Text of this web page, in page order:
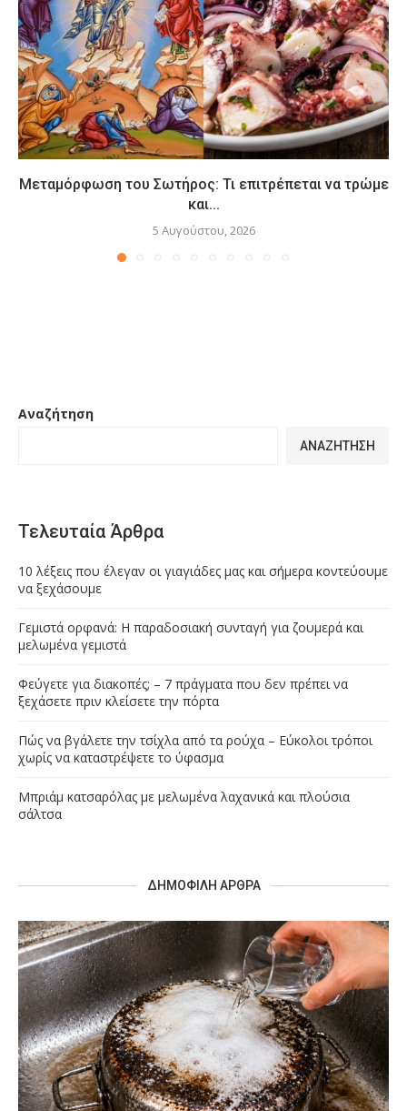
Μεταμόρφωση του Σωτήρος: Τι επιτρέπεται να τρώμε
και...
5 Αυγούστου, 2026
Αναζήτηση
ΑΝΑΖΉΤΗΣΗ
Τελευταία Άρθρα
10 λέξεις που έλεγαν οι γιαγιάδες μας και σήμερα κοντεύουμε
να ξεχάσουμε
Γεμιστά ορφανά: Η παραδοσιακή συνταγή για ζουμερά και
μελωμένα γεμιστά
Φεύγετε για διακοπές; – 7 πράγματα που δεν πρέπει να
ξεχάσετε πριν κλείσετε την πόρτα
Πώς να βγάλετε την τσίχλα από τα ρούχα – Εύκολοι τρόποι
χωρίς να καταστρέψετε το ύφασμα
Μπριάμ κατσαρόλας με μελωμένα λαχανικά και πλούσια
σάλτσα
ΔΗΜΟΦΙΛΉ ΆΡΘΡΑ